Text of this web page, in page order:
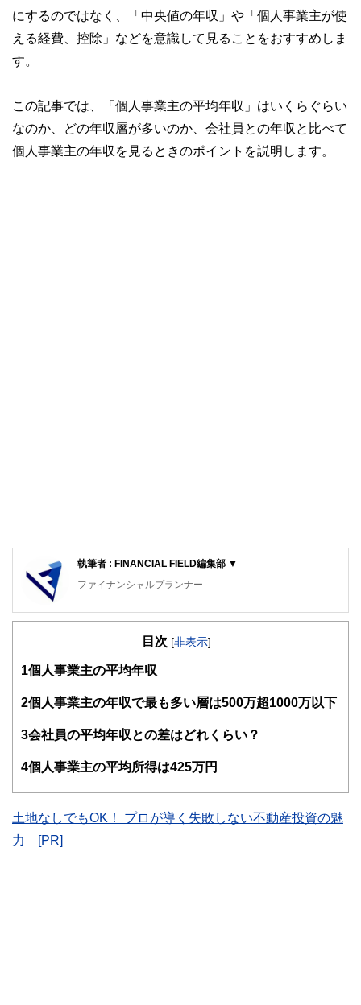
にするのではなく、「中央値の年収」や「個人事業主が使
える経費、控除」などを意識して見ることをおすすめしま
す。
この記事では、「個人事業主の平均年収」はいくらぐらい
なのか、どの年収層が多いのか、会社員との年収と比べて
個人事業主の年収を見るときのポイントを説明します。
執筆者 : FINANCIAL FIELD編集部 ▼
ファイナンシャルプランナー
FinancialField編集部は、金融、経済に関する記事を、日々
知識がない方でも理解できるようわかりやすく発信していま
得者を中心に「お金や暮らし」に関する書籍・雑誌の編集経
験者で構成され、企画立案から記事掲載まですべての工程に
護士、税理士、宅地建物取引士、相続診断士、住宅ローンア
ど150名以上の有資格者を執筆者・監修者として迎え、むず
かしく感じられる年金や税金、相続、保険、ローンなどの話
目次 [非表示]
1個人事業主の平均年収
2個人事業主の年収で最も多い層は500万超1000万以下
3会社員の平均年収との差はどれくらい？
4個人事業主の平均所得は425万円
土地なしでもOK！ プロが導く失敗しない不動産投資の魅
力 [PR]